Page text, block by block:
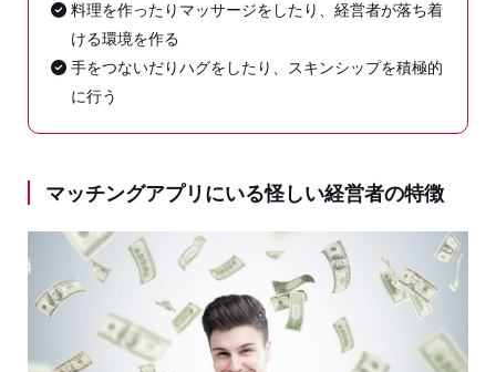
料理を作ったりマッサージをしたり、経営者が落ち着
ける環境を作る
手をつないだりハグをしたり、スキンシップを積極的
に行う
マッチングアプリにいる怪しい経営者の特徴